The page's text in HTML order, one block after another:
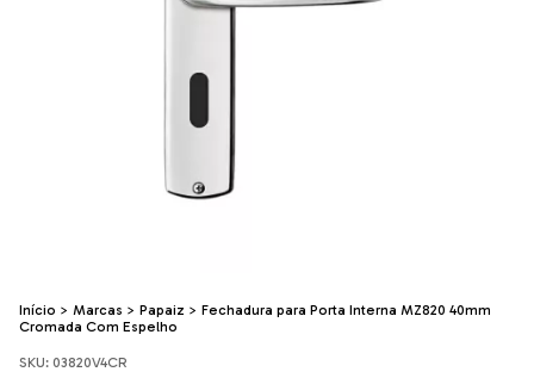
Início > Marcas > Papaiz > Fechadura para Porta Interna MZ820 40mm
Cromada Com Espelho
SKU: 03820V4CR